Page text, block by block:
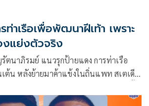
าเรือเพื่อพัฒนาฝีเท้า เพราะ
งแย่งตัวจริง
ตนาภิรมย์ แนวรุกป้ายแดง การท่าเรือ
ต้น หลังย้ายมาค้าแข้งในถิ่นแพท สเตเดีย
ห้ดีกว่าเลกแรก